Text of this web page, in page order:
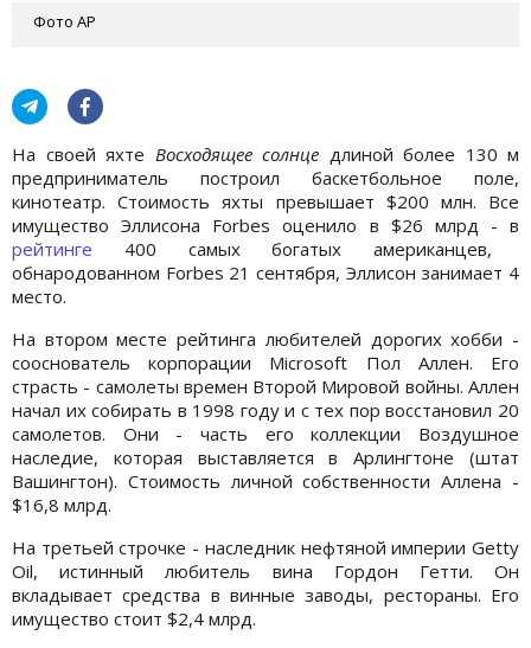
Фото АР
На своей яхте Восходящее солнце длиной более 130 м
предприниматель построил баскетбольное поле,
кинотеатр. Стоимость яхты превышает $200 млн. Все
имущество Эллисона Forbes оценило в $26 млрд - в
рейтинге 400 самых богатых американцев,
обнародованном Forbes 21 сентября, Эллисон занимает 4
место.
На втором месте рейтинга любителей дорогих хобби -
сооснователь корпорации Microsoft Пол Аллен. Его
страсть - самолеты времен Второй Мировой войны. Аллен
начал их собирать в 1998 году и с тех пор восстановил 20
самолетов. Они - часть его коллекции Воздушное
наследие, которая выставляется в Арлингтоне (штат
Вашингтон). Стоимость личной собственности Аллена -
$16,8 млрд.
На третьей строчке - наследник нефтяной империи Getty
Oil, истинный любитель вина Гордон Гетти. Он
вкладывает средства в винные заводы, рестораны. Его
имущество стоит $2,4 млрд.